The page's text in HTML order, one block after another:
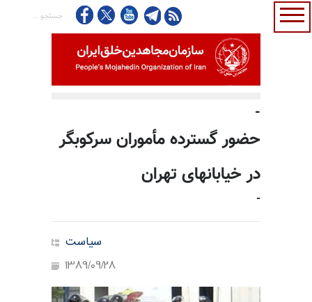
-
حضور گسترده مأموران سرکوبگر
در خیابانهای تهران
-
سیاست
1389/09/28